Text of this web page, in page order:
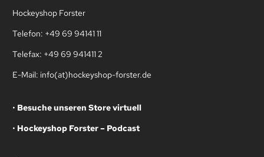
Hockeyshop Forster
Telefon: +49 69 94141 11
Telefax: +49 69 941411 2
E-Mail: info(at)hockeyshop-forster.de
• Besuche unseren Store virtuell
• Hockeyshop Forster – Podcast